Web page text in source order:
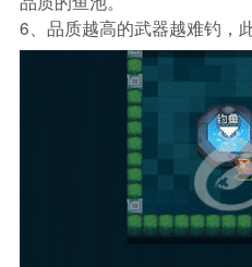
6、品质越高的武器越难钓，